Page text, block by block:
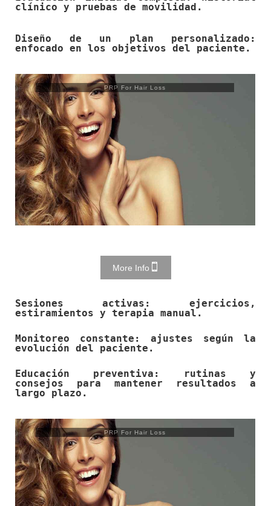
clínico y pruebas de movilidad.
Diseño de un plan personalizado:
enfocado en los objetivos del paciente.
Trusculpt Flex
More Info
Sesiones activas: ejercicios,
estiramientos y terapia manual.
Monitoreo constante: ajustes según la
evolución del paciente.
Educación preventiva: rutinas y
consejos para mantener resultados a
largo plazo.
Trusculpt Flex